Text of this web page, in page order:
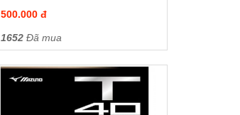
500.000 đ
1652Đã mua